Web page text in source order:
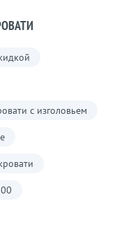
с изголовьем